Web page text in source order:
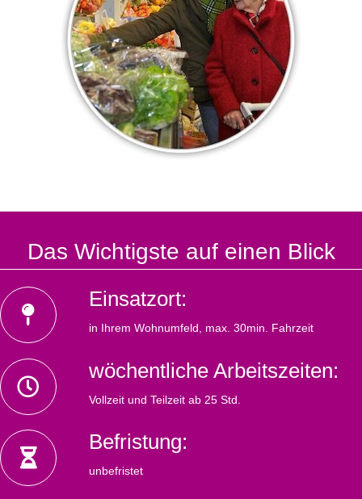
Das Wichtigste auf einen Blick
Einsatzort:
in Ihrem Wohnumfeld, max. 30min. Fahrzeit
wöchentliche Arbeitszeiten:
Vollzeit und Teilzeit ab 25 Std.
Befristung:
unbefristet